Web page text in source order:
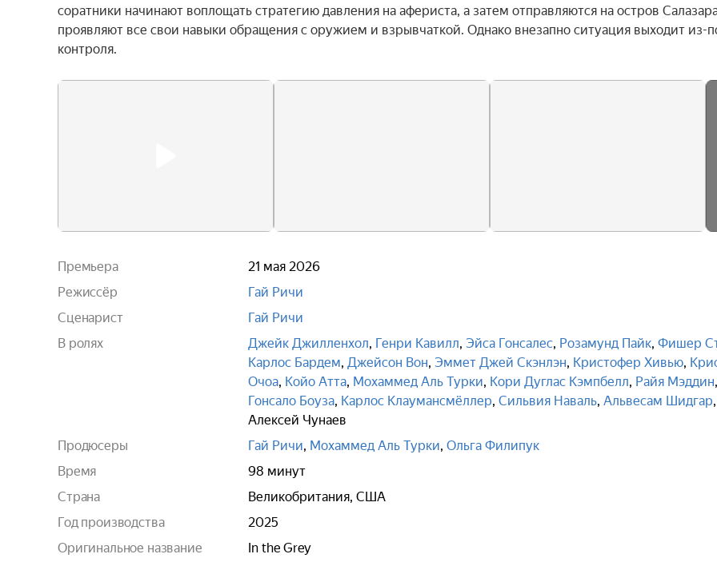
соратники начинают воплощать стратегию давления на афериста, а затем отправляются на остров
проявляют все свои навыки обращения с оружием и взрывчаткой. Однако внезапно ситуация выходит из-
контроля.
Премьера
21 мая 2026
Режиссёр
Гай Ричи
Сценарист
Гай Ричи
В ролях
Джейк Джилленхол, Генри Кавилл, Эйса Гонсалес, Розамунд Пайк, Фишер
Карлос Бардем, Джейсон Вон, Эммет Джей Скэнлэн, Кристофер Хивью,
Очоа, Койо Атта, Мохаммед Аль Турки, Кори Дуглас Кэмпбелл, Райя Мэддин,
Гонсало Боуза, Карлос Клаумансмёллер, Сильвия Наваль, Альвесам Шидгар,
Алексей Чунаев
Продюсеры
Гай Ричи, Мохаммед Аль Турки, Ольга Филипук
Время
98 минут
Страна
Великобритания, США
Год производства
2025
Оригинальное название
In the Grey